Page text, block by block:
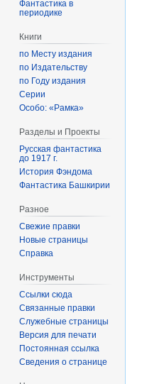
Фантастика в
периодике
Книги
по Месту издания
по Издательству
по Году издания
Серии
Особо: «Рамка»
Разделы и Проекты
Русская фантастика
до 1917 г.
История Фэндома
Фантастика Башкирии
Разное
Свежие правки
Новые страницы
Справка
Инструменты
Ссылки сюда
Связанные правки
Служебные страницы
Версия для печати
Постоянная ссылка
Сведения о странице